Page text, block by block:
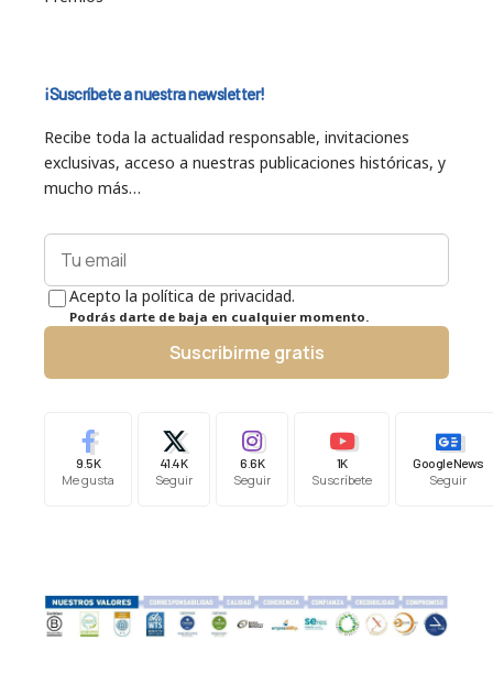
¡Suscríbete a nuestra newsletter!
Recibe toda la actualidad responsable, invitaciones
exclusivas, acceso a nuestras publicaciones históricas, y
mucho más…
Acepto la política de privacidad.
Podrás darte de baja en cualquier momento.
Suscribirme gratis
9.5K
Me gusta
41.4K
Seguir
6.6K
Seguir
1K
Suscríbete
Google News
Seguir